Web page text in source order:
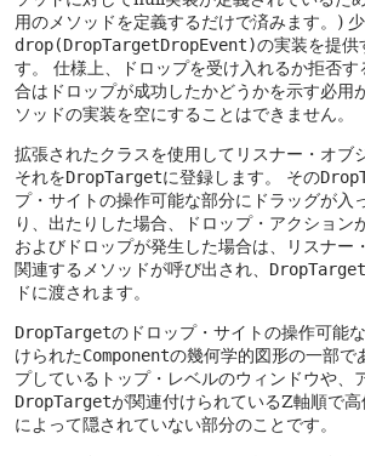
用のメソッドを定義するだけで済みます。)
drop(DropTargetDropEvent)の実装を提供
す。
仕様上、ドロップを受け入れるか拒否
合はドロップが成功したかどうかを示す必用
ソッドの実装を空にすることはできません。
拡張されたクラスを使用してリスナー・オブ
それをDropTargetに登録します。 その
プ・サイトの操作可能な部分にドラッグが入
り、出たりした場合、ドロップ・アクション
およびドロップが発生した場合は、リスナー
関連するメソッドが呼び出され、
ドに渡されます。
DropTargetのドロップ・サイトの操作可能
けられたComponentの幾何学的図形の一部で
プしているトップ・レベルのウィンドウや、
DropTargetが関連付けられているZ軸順で
によって隠されていない部分のことです。